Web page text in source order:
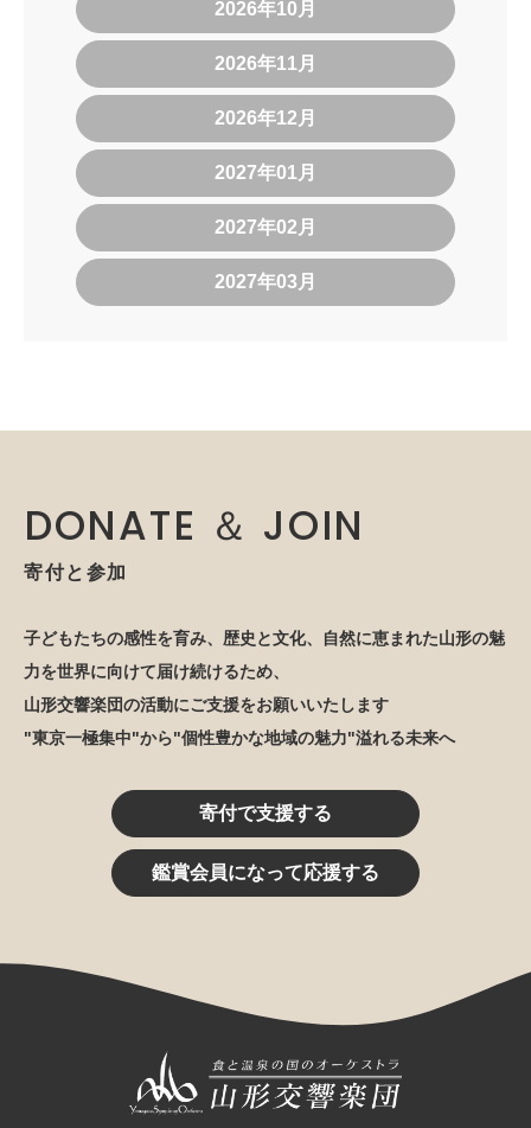
2026年10月
2026年11月
2026年12月
2027年01月
2027年02月
2027年03月
DONATE ＆ JOIN
寄付と参加
子どもたちの感性を育み、歴史と文化、自然に恵まれた山形の魅
力を世界に向けて届け続けるため、
山形交響楽団の活動にご支援をお願いいたします
"東京一極集中"から"個性豊かな地域の魅力"溢れる未来へ
寄付で支援する
鑑賞会員になって応援する